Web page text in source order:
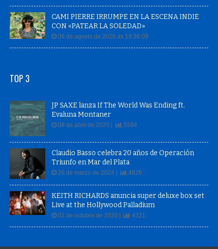
CAMI PIERRE IRRUMPE EN LA ESCENA INDIE
CON «PATEAR LA SOLEDAD»
06 de agosto de 2026 às 19:36:09
TOP 3
JP SAXE lanza If The World Was Ending ft.
Evaluna Montaner
08 de abril de 2020 | 5594
Claudio Basso celebra 20 años de Operación
Triunfo en Mar del Plata
26 de marzo de 2024 | 4626
KEITH RICHARDS anuncia super deluxe box set
Live at the Hollywood Palladium
02 de octubre de 2020 | 4321